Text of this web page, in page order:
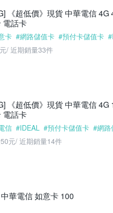
《超低價》現貨 中華電信
電話卡
卡 #網路儲值卡 #預付卡儲值卡
/ 近期銷量33件
《超低價》現貨 中華電信
電話卡
信 #IDEAL #預付卡儲值卡 #網路
元/ 近期銷量14件
【波記商場】 中華電信 如意卡 100